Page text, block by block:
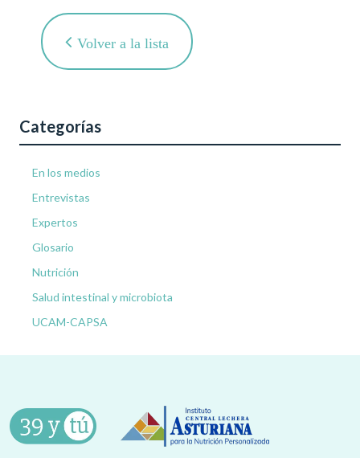
Volver a la lista
Categorías
En los medios
Entrevistas
Expertos
Glosario
Nutrición
Salud intestinal y microbiota
UCAM-CAPSA